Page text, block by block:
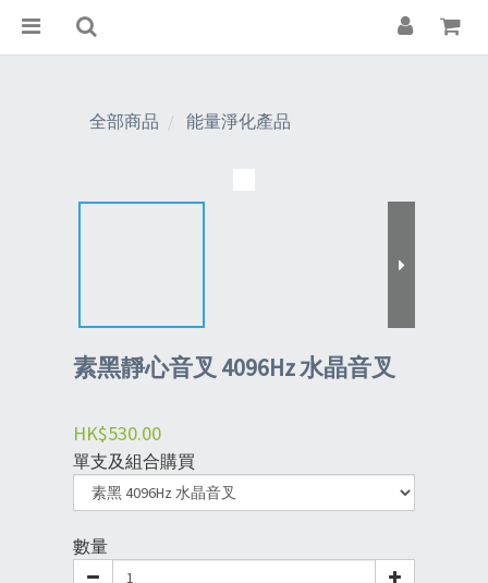
全部商品 能量淨化產品
素黑靜心音叉 4096Hz 水晶音叉
HK$530.00
單支及組合購買
數量